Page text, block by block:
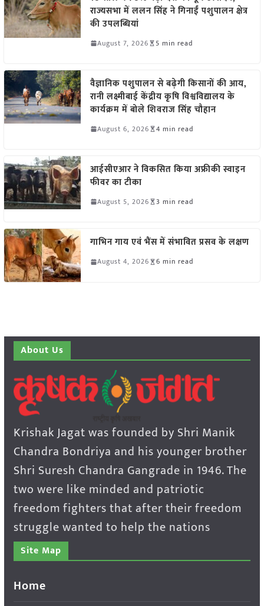
राज्यसभा में ललन सिंह ने गिनाईं पशुपालन क्षेत्र
की उपलब्धियां
August 7, 2026 5 min read
वैज्ञानिक पशुपालन से बढ़ेगी किसानों की आय,
रानी लक्ष्मीबाई केंद्रीय कृषि विश्वविद्यालय के
कार्यक्रम में बोले शिवराज सिंह चौहान
August 6, 2026 4 min read
आईसीएआर ने विकसित किया अफ्रीकी स्वाइन
फीवर का टीका
August 5, 2026 3 min read
गाभिन गाय एवं भैंस में संभावित प्रसव के लक्षण
August 4, 2026 6 min read
About Us
Krishak Jagat was founded by Shri Manik
Chandra Bondriya and his younger brother
Shri Suresh Chandra Gangrade in 1946. The
two were like minded and patriotic
freedom fighters that after their freedom
struggle wanted to help the nations
Site Map
Home